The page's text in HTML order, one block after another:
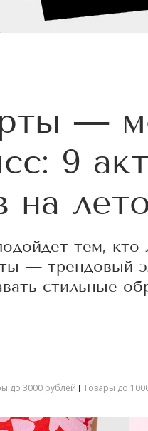
—
9
на
тем, кто
— трендовый
стильные
до 3000 рублей Товары до